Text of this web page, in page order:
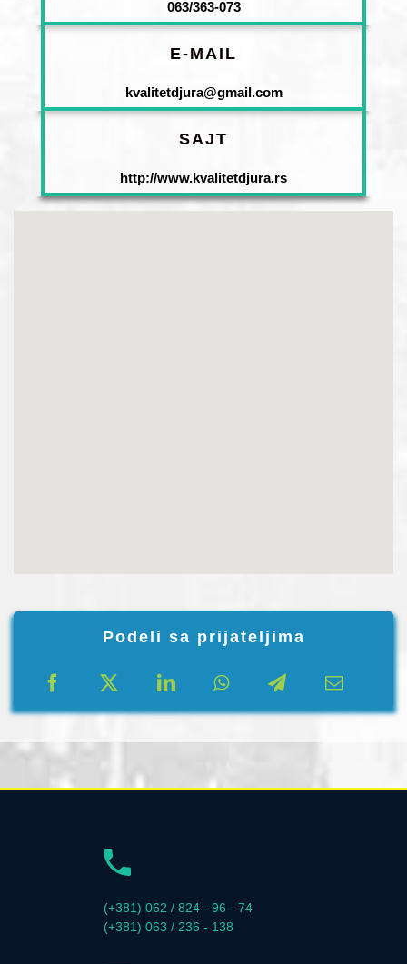
063/363-073
E-MAIL
kvalitetdjura@gmail.com
SAJT
http://www.kvalitetdjura.rs
Podeli sa prijateljima
(+381) 062 / 824 - 96 - 74
(+381) 063 / 236 - 138